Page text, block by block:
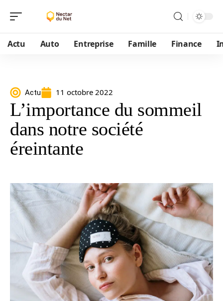
Actu Auto Entreprise Famille Finance
Actu 11 octobre 2022
L’importance du sommeil
dans notre société
éreintante